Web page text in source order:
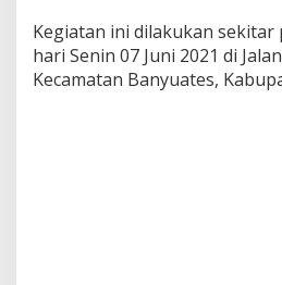
2
8
/
S
Kegiatan ini dilakukan sekitar
hari Senin 07 Juni 2021 di
Kecamatan Banyuates,